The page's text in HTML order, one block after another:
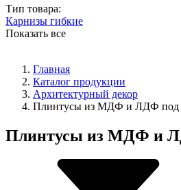
Тип товара:
Карнизы гибкие
Показать все
Главная
Каталог продукции
Архитектурный декор
Плинтусы из МДФ и ЛДФ под
Плинтусы из МДФ и